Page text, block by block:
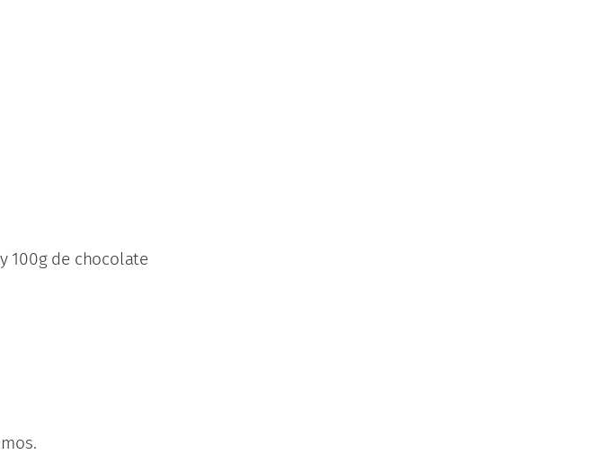
100g de chocolate